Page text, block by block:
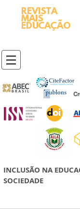
REVISTA
MAIS
EDUCAÇÃO
INCLUSÃO NA
SOCIEDADE